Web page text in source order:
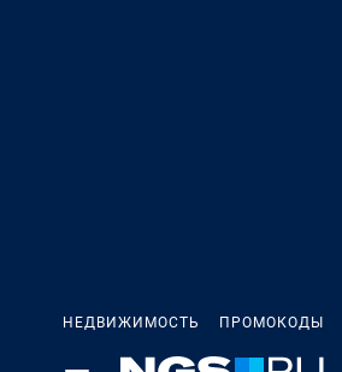
НЕДВИЖИМОСТЬ ПРОМОКОДЫ